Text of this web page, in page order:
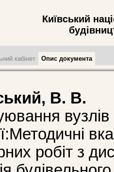
Київський
кабінет Опис документа
В. В.
вузлів
робіт з